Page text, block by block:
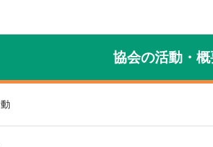
協会の活動・概